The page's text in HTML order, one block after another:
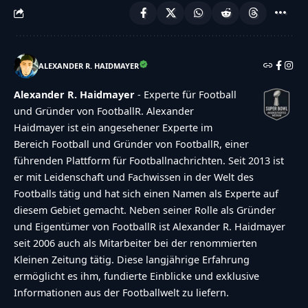
accessibility option!"},"buttons":
in with Facebook","google":"Sign in with
Google"},"voting":{"poll-ended":"Die Zeit zum
Abstimmen ist bei dieser Umfrage
abgelaufen","poll-not-started":"Diese Umfrage
akzeptiert noch keine Stimmen","already-voted-
on-poll":"TOUCHDOWN!!! Vielen Dank f\u00fcr
deine Teilnahme!","invalid-poll":"Fehler","no-
answers-selected":"Keine Antwort
ausgew\u00e4hlt","min-answers-
required":"Achtung du musst mindestens
{min_answers_allowed} Auswahl(en)
ALEXANDER R. HAIDMAYER
Alexander R. Haidmayer - Experte für Football
und Gründer von FootballR. Alexander
Haidmayer ist ein angesehener Experte im
Bereich Football und Gründer von FootballR, einer
führenden Plattform für Footballnachrichten. Seit 2013 ist
er mit Leidenschaft und Fachwissen in der Welt des
Footballs tätig und hat sich einen Namen als Experte auf
diesem Gebiet gemacht. Neben seiner Rolle als Gründer
und Eigentümer von FootballR ist Alexander R. Haidmayer
seit 2006 auch als Mitarbeiter bei der renommierten
Kleinen Zeitung tätig. Diese langjährige Erfahrung
ermöglicht es ihm, fundierte Einblicke und exklusive
Informationen aus der Footballwelt zu liefern.